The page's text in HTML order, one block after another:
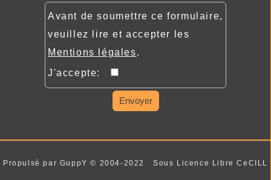
Avant de soumettre ce formulaire,
veuillez lire et accepter les
Mentions légales.
J'accepte:
Envoyer
Propulsé par GuppY© 2004-2022 Sous Licence Libre CeCILL